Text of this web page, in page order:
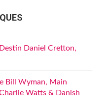
Daniel Cretton,
Bill Wyman, Main
Watts & Danish